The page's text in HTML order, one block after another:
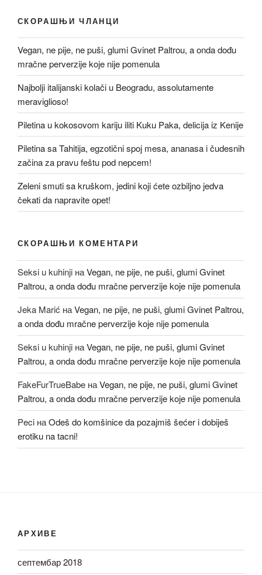
СКОРАШЊИ ЧЛАНЦИ
Vegan, ne pije, ne puši, glumi Gvinet Paltrou, a onda dođu
mračne perverzije koje nije pomenula
Najbolji italijanski kolači u Beogradu, assolutamente
meraviglioso!
Piletina u kokosovom kariju iliti Kuku Paka, delicija iz Kenije
Piletina sa Tahitija, egzotični spoj mesa, ananasa i čudesnih
začina za pravu feštu pod nepcem!
Zeleni smuti sa kruškom, jedini koji ćete ozbiljno jedva
čekati da napravite opet!
СКОРАШЊИ КОМЕНТАРИ
Seksi u kuhinji наVegan, ne pije, ne puši, glumi Gvinet
Paltrou, a onda dođu mračne perverzije koje nije pomenula
Jeka Marić наVegan, ne pije, ne puši, glumi Gvinet Paltrou,
a onda dođu mračne perverzije koje nije pomenula
Seksi u kuhinji наVegan, ne pije, ne puši, glumi Gvinet
Paltrou, a onda dođu mračne perverzije koje nije pomenula
FakeFurTrueBabe наVegan, ne pije, ne puši, glumi Gvinet
Paltrou, a onda dođu mračne perverzije koje nije pomenula
Peci наOdeš do komšinice da pozajmiš šećer i dobiješ
erotiku na tacni!
АРХИВЕ
септембар 2018